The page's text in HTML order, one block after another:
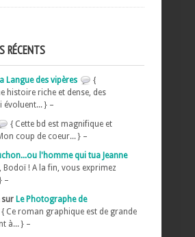
RÉCENTS
Langue des vipères
{
histoire riche et dense, des
évoluent... } –
{ Cette bd est magnifique et
coup de coeur... } –
l'homme qui tua Jeanne
Bodoï ! A la fin, vous exprimez
–
sur Le Photographe de
{ Ce roman graphique est de grande
à... } –